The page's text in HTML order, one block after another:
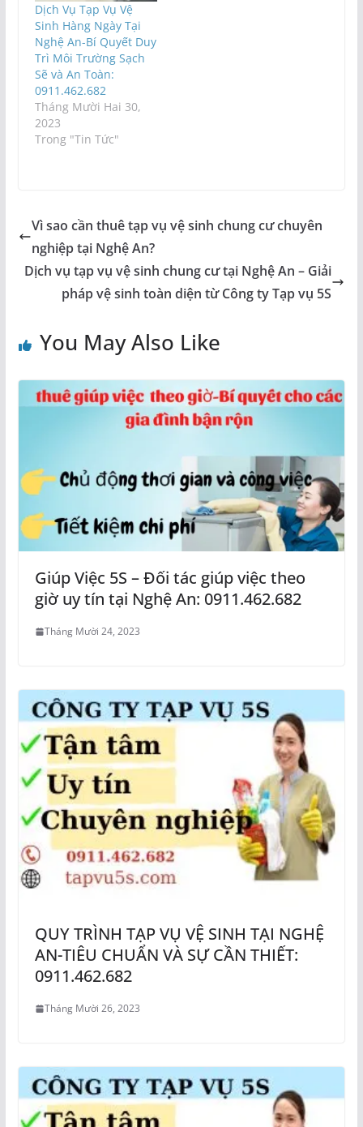
Dịch Vụ Tạp Vụ Vệ
Sinh Hàng Ngày Tại
Nghệ An-Bí Quyết Duy
Trì Môi Trường Sạch
Sẽ và An Toàn:
0911.462.682
Tháng Mười Hai 30,
2023
Trong "Tin Tức"
Vì sao cần thuê tạp vụ vệ sinh chung cư chuyên
nghiệp tại Nghệ An?
Dịch vụ tạp vụ vệ sinh chung cư tại Nghệ An – Giải
pháp vệ sinh toàn diện từ Công ty Tạp vụ 5S
You May Also Like
Giúp Việc 5S – Đối tác giúp việc theo
giờ uy tín tại Nghệ An: 0911.462.682
Tháng Mười 24, 2023
QUY TRÌNH TẠP VỤ VỆ SINH TẠI NGHỆ
AN-TIÊU CHUẨN VÀ SỰ CẦN THIẾT:
0911.462.682
Tháng Mười 26, 2023